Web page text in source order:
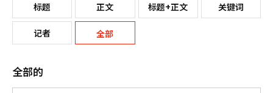
标题 正文 标题+正文 关键词
记者 全部
全部的